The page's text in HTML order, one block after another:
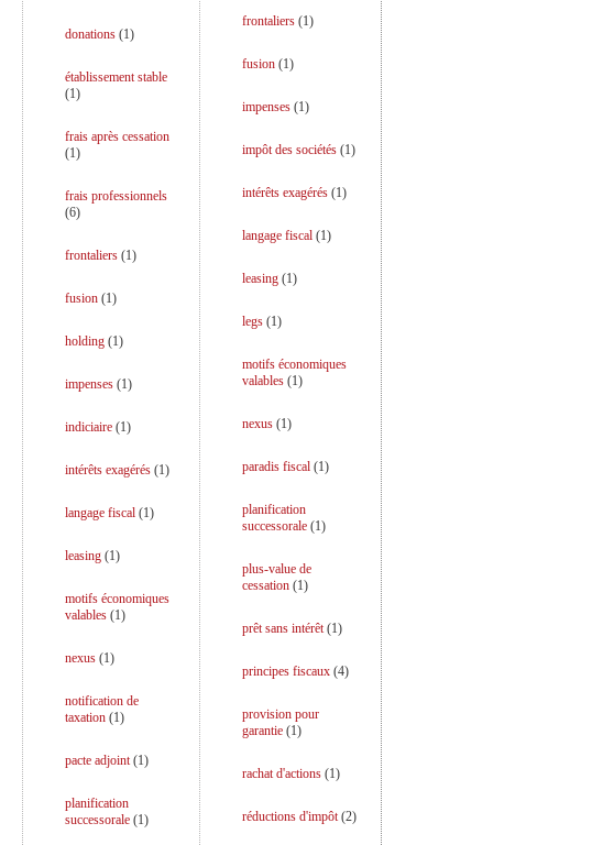
donations(1)
établissement stable
(1)
frais après cessation
(1)
frais professionnels
(6)
frontaliers(1)
fusion(1)
holding(1)
impenses(1)
indiciaire(1)
intérêts exagérés(1)
langage fiscal(1)
leasing(1)
motifs économiques
valables(1)
nexus(1)
notification de
taxation(1)
pacte adjoint(1)
planification
successorale(1)
frontaliers(1)
fusion(1)
impenses(1)
impôt des sociétés(1)
intérêts exagérés(1)
langage fiscal(1)
leasing(1)
legs(1)
motifs économiques
valables(1)
nexus(1)
paradis fiscal(1)
planification
successorale(1)
plus-value de
cessation(1)
prêt sans intérêt(1)
principes fiscaux(4)
provision pour
garantie(1)
rachat d'actions(1)
réductions d'impôt(2)